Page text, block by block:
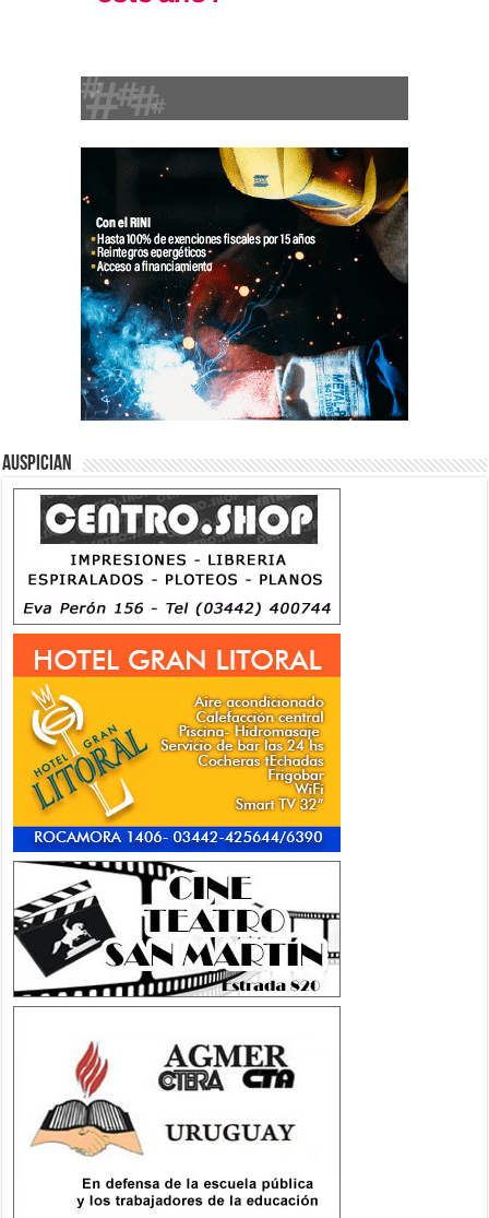
Auspician